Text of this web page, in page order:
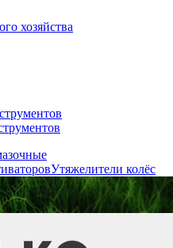
хозяйства
Утяжелители колёс